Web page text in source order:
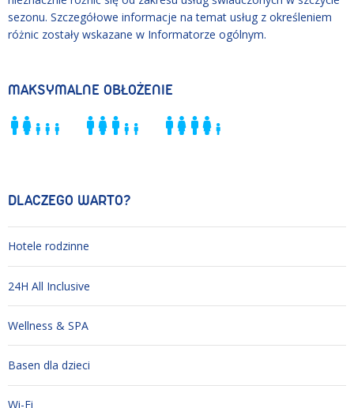
sezonu. Szczegółowe informacje na temat usług z określeniem
różnic zostały wskazane w Informatorze ogólnym.
MAKSYMALNE OBŁOŻENIE
DLACZEGO WARTO?
Hotele rodzinne
24H All Inclusive
Wellness & SPA
Basen dla dzieci
Wi-Fi